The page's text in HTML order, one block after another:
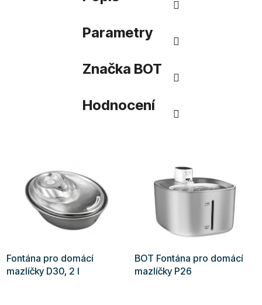
Parametry
Značka BOT
Hodnocení
Fontána pro domácí
mazlíčky D30, 2 l
BOT Fontána pro domácí
mazlíčky P26